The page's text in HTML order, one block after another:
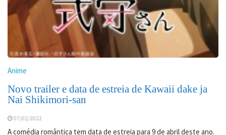
Anime
Novo trailer e data de estreia de Kawaii dake ja
Nai Shikimori-san
07/02/2022
A comédia romântica tem data de estreia para 9 de abril deste ano.